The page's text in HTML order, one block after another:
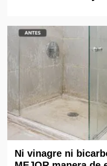
Ni vinagre ni